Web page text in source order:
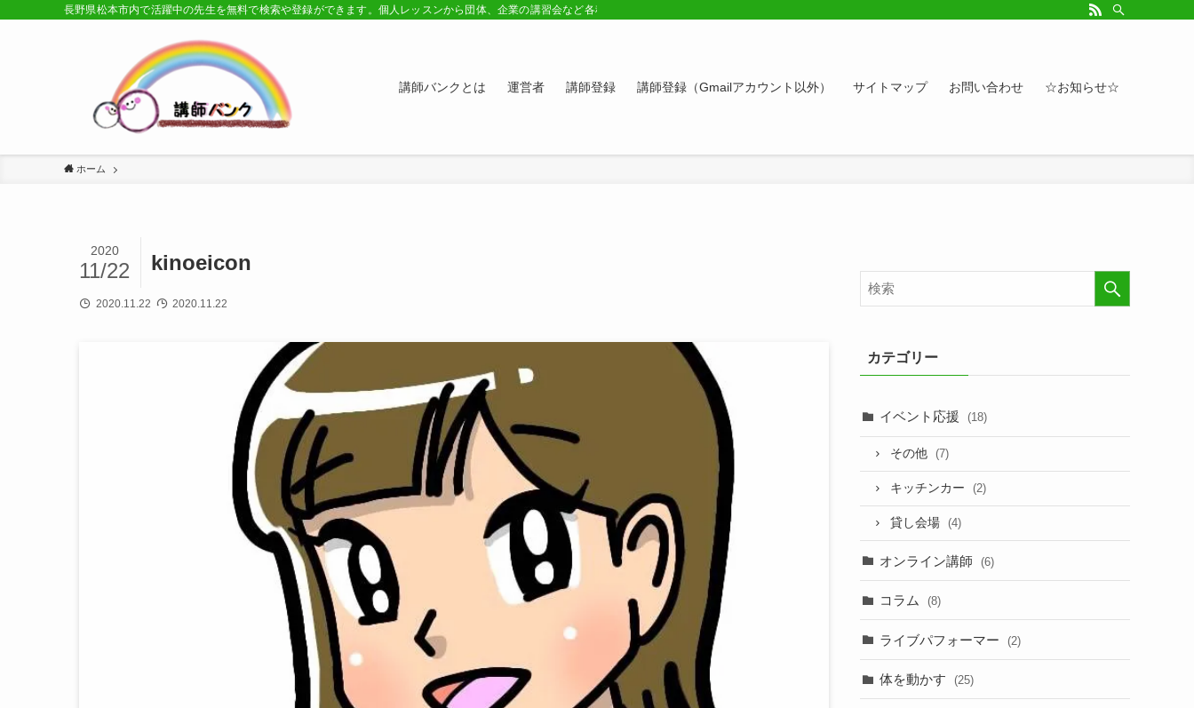
長野県松本市内で活躍中の先生を無料で検索や登録ができます。個人レッスンから団体、企業の講習会など各種講師の紹介ページ。学びたい方、スキルアップしたい方、お悩み相談など。カレンダーへのイベント情報や講座登録もど
講師バンクとは 運営者 講師登録 講師登録（Gmailアカウント以外） サイトマップ お問い合わせ ☆お知らせ☆
ホーム
kinoeicon
2020
11/22
2020.11.22 2020.11.22
カテゴリー
イベント応援 (18)
その他 (7)
キッチンカー (2)
貸し会場 (4)
オンライン講師 (6)
コラム (8)
ライブパフォーマー (2)
体を動かす (25)